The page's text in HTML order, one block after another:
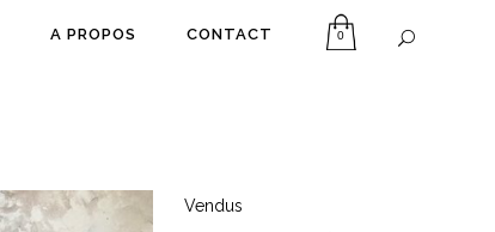
A PROPOS CONTACT 0
Vendus